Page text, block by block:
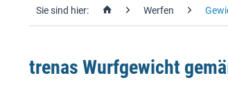
Sie sind hier: Werfen
trenas Wurfgewicht